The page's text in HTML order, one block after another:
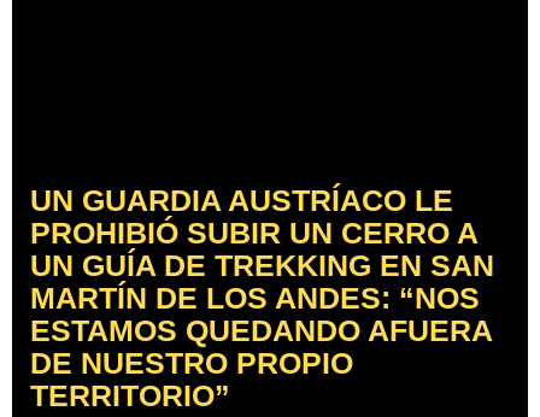
UN GUARDIA AUSTRÍACO LE
PROHIBIÓ SUBIR UN CERRO A
UN GUÍA DE TREKKING EN SAN
MARTÍN DE LOS ANDES: “NOS
ESTAMOS QUEDANDO AFUERA
DE NUESTRO PROPIO
TERRITORIO”